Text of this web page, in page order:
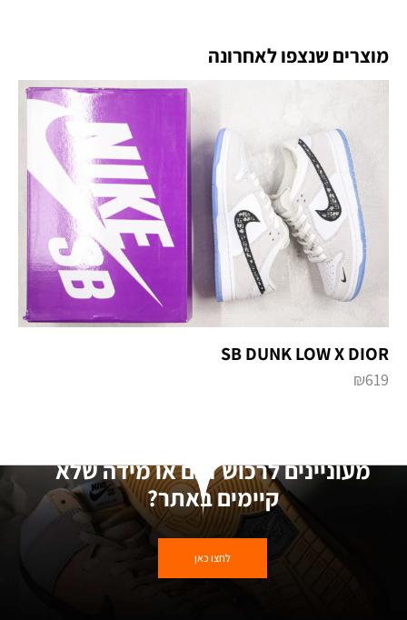
מוצרים שנצפו לאחרונה
SB DUNK LOW X DIOR
₪619
מעוניינים לרכוש דגם או מידה שלא
קיימים באתר?
לחצו כאן